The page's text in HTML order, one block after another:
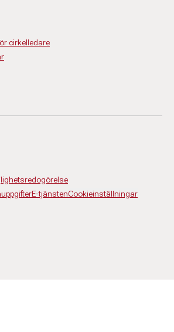
cirkelledare
E-tjänstenCookieinställningar
linkedin